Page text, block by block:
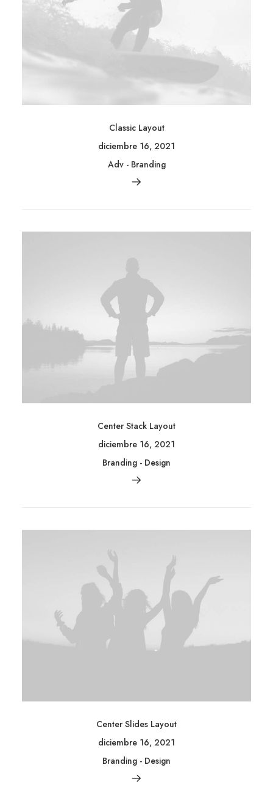
Classic Layout
diciembre 16, 2021
Adv- Branding
Center Stack Layout
diciembre 16, 2021
Branding - Design
Center Slides Layout
diciembre 16, 2021
Branding - Design